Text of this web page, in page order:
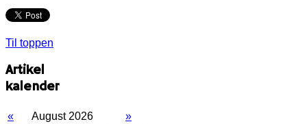
Til toppen
Artikel
kalender
« August 2026
»